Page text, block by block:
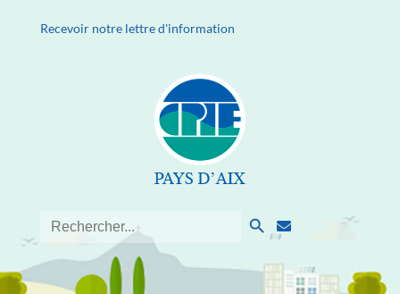
Recevoir notre lettre d'information
Search
for: